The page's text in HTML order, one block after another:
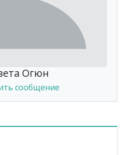
Огюн
сообщение